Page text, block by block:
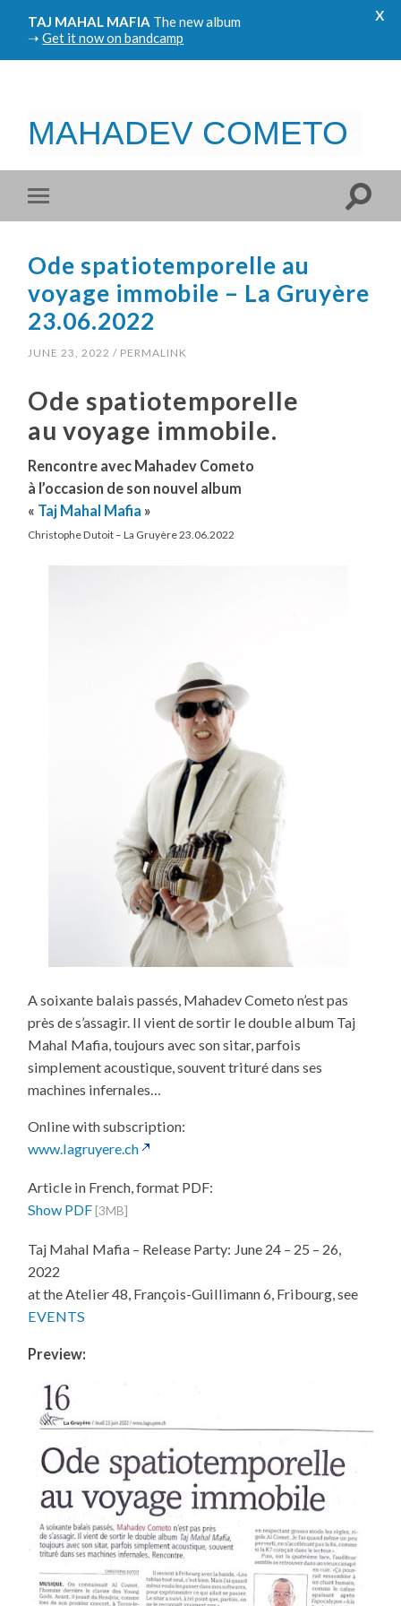
TAJ MAHAL MAFIA The new album
➝Get it now on bandcamp
x
MAHADEV COMETO
Ode spatiotemporelle au
voyage immobile – La Gruyère
23.06.2022
JUNE 23, 2022 / PERMALINK
Ode spatiotemporelle
au voyage immobile.
Rencontre avec Mahadev Cometo
à l’occasion de son nouvel album
« Taj Mahal Mafia »
Christophe Dutoit – La Gruyère 23.06.2022
A soixante balais passés, Mahadev Cometo n’est pas
près de s’assagir. Il vient de sortir le double album Taj
Mahal Mafia, toujours avec son sitar, parfois
simplement acoustique, souvent trituré dans ses
machines infernales…
Online with subscription:
www.lagruyere.ch
Article in French, format PDF:
Show PDF [3MB]
Taj Mahal Mafia – Release Party: June 24 – 25 – 26,
2022
at the Atelier 48, François-Guillimann 6, Fribourg, see
EVENTS
Preview: